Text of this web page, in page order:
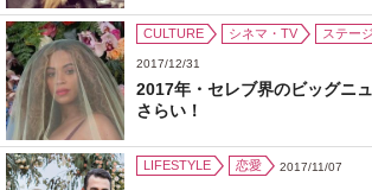
CULTURE シネマ・TV ステージ
2017/12/31
2017年・セレブ界のビッグニ
さらい！
LIFESTYLE 恋愛 2017/11/07